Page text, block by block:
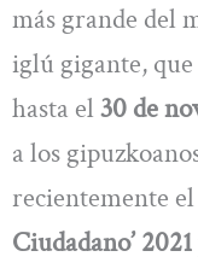
más grande del
iglú gigante,
hasta el 30 de
a los
recientemente
Ciudadano’ 2021